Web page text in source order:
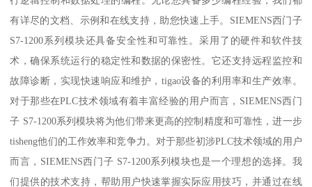
有详尽的文档、示例和在线支持，助您快速上手。SIEMENS西门子
S7-1200系列模块还具备安全性和可靠性。采用了的硬件和软件技
术，确保系统运行的稳定性和数据的保密性。它还支持远程监控和
故障诊断，实现快速响应和维护，tigao设备的利用率和生产效率。
对于那些在PLC技术领域有着丰富经验的用户而言，SIEMENS西门
子 S7-1200系列模块将为他们带来更高的控制精度和可靠性，进一步
tisheng他们的工作效率和竞争力。对于那些初涉PLC技术领域的用户
而言，SIEMENS西门子 S7-1200系列模块也是一个理想的选择。我
们提供的技术支持，帮助用户快速掌握实际应用技巧，并通过在线